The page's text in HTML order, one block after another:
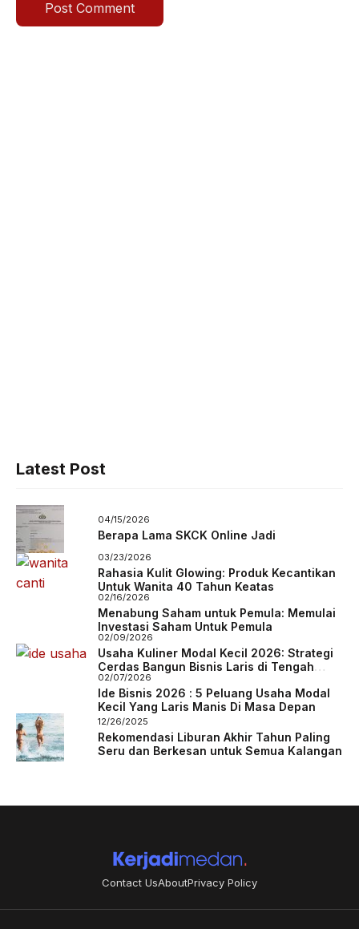
Latest Post
04/15/2026
Berapa Lama SKCK Online Jadi
03/23/2026
Rahasia Kulit Glowing: Produk Kecantikan
Untuk Wanita 40 Tahun Keatas
02/16/2026
Menabung Saham untuk Pemula: Memulai
Investasi Saham Untuk Pemula
02/09/2026
Usaha Kuliner Modal Kecil 2026: Strategi
Cerdas Bangun Bisnis Laris di Tengah
Persaingan
02/07/2026
Ide Bisnis 2026 : 5 Peluang Usaha Modal
Kecil Yang Laris Manis Di Masa Depan
12/26/2025
Rekomendasi Liburan Akhir Tahun Paling
Seru dan Berkesan untuk Semua Kalangan
Contact UsAboutPrivacy Policy